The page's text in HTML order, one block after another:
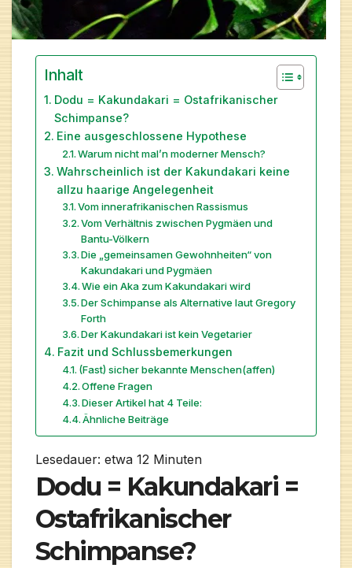
Inhalt
Dodu = Kakundakari = Ostafrikanischer
Schimpanse?
Eine ausgeschlossene Hypothese
Warum nicht mal’n moderner Mensch?
Wahrscheinlich ist der Kakundakari keine
allzu haarige Angelegenheit
Vom innerafrikanischen Rassismus
Vom Verhältnis zwischen Pygmäen und
Bantu-Völkern
Die „gemeinsamen Gewohnheiten“ von
Kakundakari und Pygmäen
Wie ein Aka zum Kakundakari wird
Der Schimpanse als Alternative laut Gregory
Forth
Der Kakundakari ist kein Vegetarier
Fazit und Schlussbemerkungen
(Fast) sicher bekannte Menschen(affen)
Offene Fragen
Dieser Artikel hat 4 Teile:
Ähnliche Beiträge
Lesedauer: etwa 12 Minuten
Dodu = Kakundakari =
Ostafrikanischer
Schimpanse?